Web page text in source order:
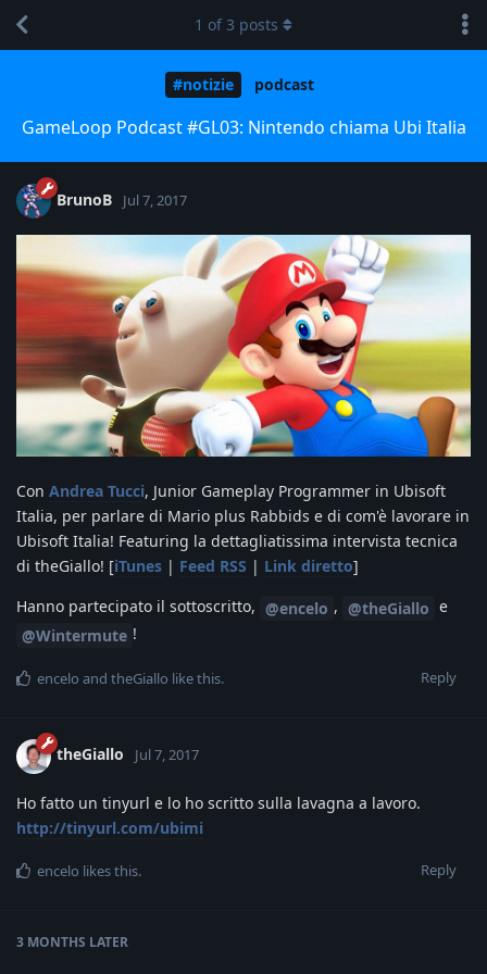
#notizie podcast
GameLoop Podcast #GL03: Nintendo chiama Ubi Italia
1 of3 posts
BrunoB Jul 7, 2017
Con Andrea Tucci, Junior Gameplay Programmer in Ubisoft
Italia, per parlare di Mario plus Rabbids e di com'è lavorare in
Ubisoft Italia! Featuring la dettagliatissima intervista tecnica
di theGiallo! [iTunes | Feed RSS | Link diretto]
Hanno partecipato il sottoscritto, @encelo , @theGiallo e
@Wintermute !
Reply
encelo and theGiallo like this.
theGiallo Jul 7, 2017
Ho fatto un tinyurl e lo ho scritto sulla lavagna a lavoro.
http://tinyurl.com/ubimi
Reply
encelo likes this.
3 MONTHS LATER